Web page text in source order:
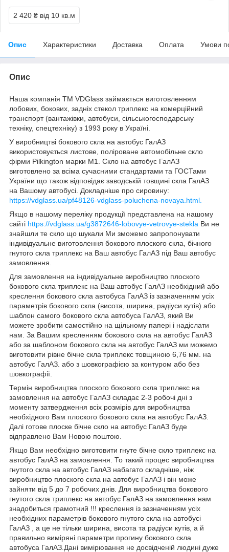
2 420 ₴ від 10 кв.м
Опис Характеристики Доставка Оплата Умови
Опис
Наша компанія ТМ VDGlass займається виготовленням
лобових, бокових, задніх стекол триплекс на комерційний
транспорт (вантажівки, автобуси, сільськогосподарську
техніку, спецтехніку) з 1993 року в Україні.
У виробництві бокового скла на автобус ГалАЗ
використовується листове, поліроване автомобільне скло
фірми Pilkington марки М1. Скло на автобус ГалАЗ
виготовлено за всіма сучасними стандартами та ГОСТами
України що також відповідає заводській товщині скла ГалАЗ
на Вашому автобусі. Докладніше про сировину:
https://vdglass.ua/pf48126-vdglass-poluchena-novaya.html.
Якщо в нашому переліку продукції представлена на нашому
сайті https://vdglass.ua/g3872646-lobovye-vetrovye-stekla Ви не
знайшли те скло що шукали Ми зможемо запропонувати
індивідуальне виготовлення бокового плоского скла, бічного
гнутого скла триплекс на Ваш автобус ГалАЗ під Ваш автобус
замовлення.
Для замовлення на індивідуальне виробництво плоского
бокового скла триплекс на Ваш автобус ГалАЗ необхідний або
креслення бокового скла автобуса ГалАЗ із зазначенням усіх
параметрів бокового скла (висота, ширина, радіуси кутів) або
шаблон самого бокового скла автобуса ГалАЗ, який Ви
можете зробити самостійно на щільному папері і надіслати
нам. За Вашим кресленням бокового скла на автобус ГалАЗ
або за шаблоном бокового скла на автобус ГалАЗ ми можемо
виготовити рівне бічне скла триплекс товщиною 6,76 мм. на
автобус ГалАЗ. або з шовкографією за контуром або без
шовкографії.
Термін виробництва плоского бокового скла триплекс на
замовлення на автобус ГалАЗ складає 2-3 робочі дні з
моменту затвердження всіх розмірів для виробництва
необхідного Вам плоского бокового скла на автобус ГалАЗ.
Далі готове плоске бічне скло на автобус ГалАЗ буде
відправлено Вам Новою поштою.
Якщо Вам необхідно виготовити гнуте бічне скло триплекс на
автобус ГалАЗ на замовлення. То такий процес виробництва
гнутого скла на автобус ГалАЗ набагато складніше, ніж
виробництво плоского скла на автобус ГалАЗ і він може
зайняти від 5 до 7 робочих днів. Для виробництва бокового
гнутого скла триплекс на автобус ГалАЗ на замовлення нам
знадобиться грамотний !!! креслення із зазначенням усіх
необхідних параметрів бокового гнутого скла на автобусі
ГалАЗ , а це не тільки ширина, висота та радіуси кутів, а й
правильно виміряні параметри прогину бокового скла
автобуса ГалАЗ.Дані вимірювання не досвідченій людині дуже